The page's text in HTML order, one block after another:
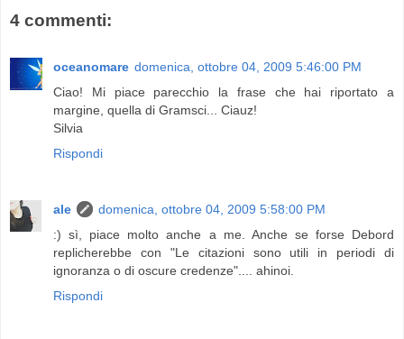
4 commenti:
oceanomare domenica, ottobre 04, 2009 5:46:00 PM
Ciao! Mi piace parecchio la frase che hai riportato a
margine, quella di Gramsci... Ciauz!
Silvia
Rispondi
ale
domenica, ottobre 04, 2009 5:58:00 PM
:) sì, piace molto anche a me. Anche se forse Debord
replicherebbe con "Le citazioni sono utili in periodi di
ignoranza o di oscure credenze".... ahinoi.
Rispondi